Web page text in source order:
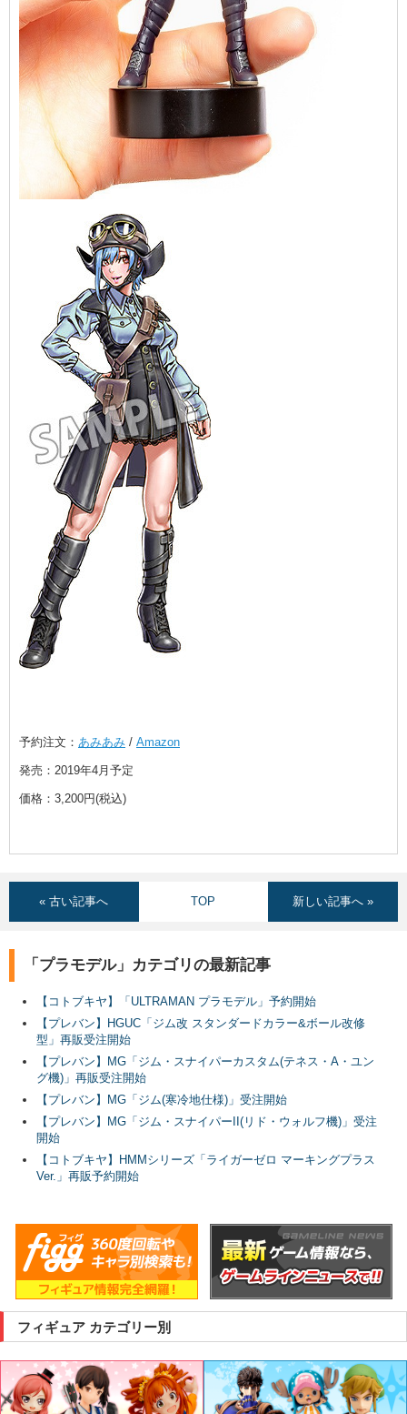
予約注文： あみあみ / Amazon
発売：2019年4月予定
価格：3,200円(税込)
« 古い記事へ TOP 新しい記事へ »
「プラモデル」カテゴリの最新記事
【コトブキヤ】「ULTRAMAN プラモデル」予約開始
【プレバン】HGUC「ジム改 スタンダードカラー&ボール改修
型」再販受注開始
【プレバン】MG「ジム・スナイパーカスタム(テネス・A・ユン
グ機)」再販受注開始
【プレバン】MG「ジム(寒冷地仕様)」受注開始
【プレバン】MG「ジム・スナイパーII(リド・ウォルフ機)」受注
開始
【コトブキヤ】HMMシリーズ「ライガーゼロ マーキングプラス
Ver.」再販予約開始
フィギュア カテゴリー別